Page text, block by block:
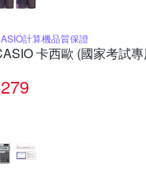
計算機品質保證
卡西歐 (國家考試
279